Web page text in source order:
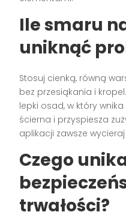
Ile smaru
uniknąć
Stosuj cienką, równą
bez przesiąkania i
lepki osad, w który
ścierna i przyspiesza
aplikacji zawsze
Czego
trwałości?